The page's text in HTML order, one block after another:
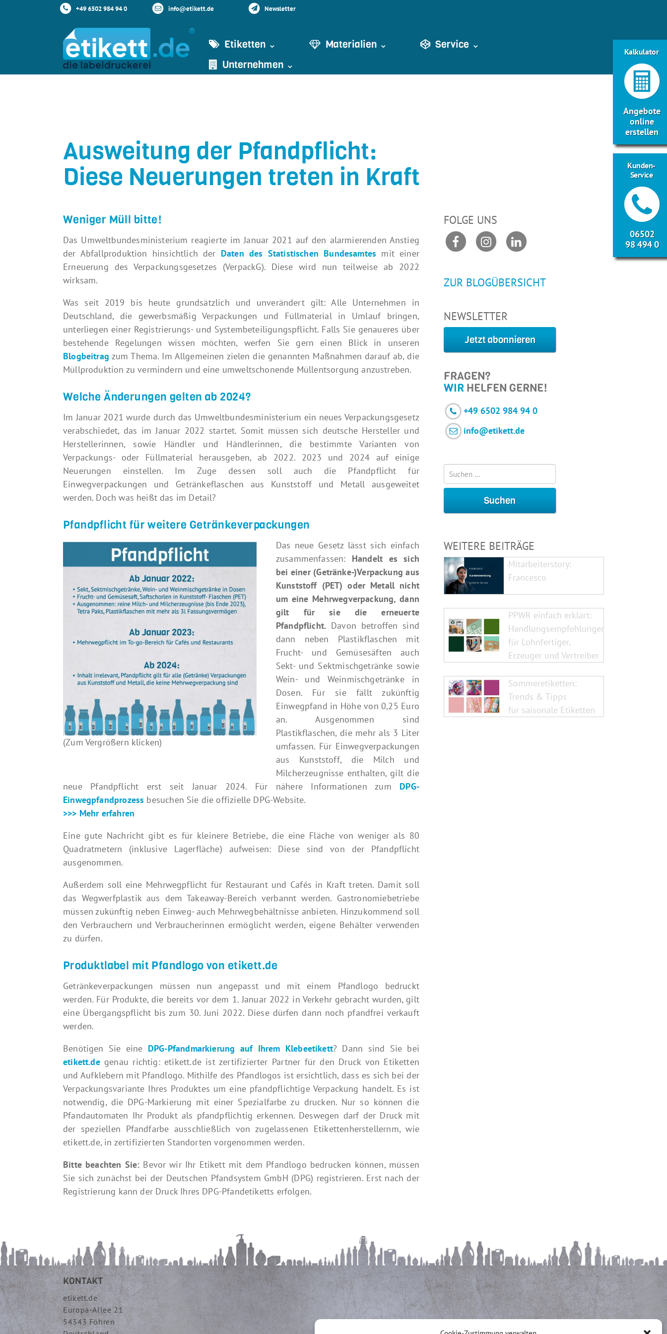
Kalkulator
Angebote
online
erstellen
Kunden-
Service
06502
98 494 0
+49 6502 984 94 0 info@etikett.de Newsletter
Etiketten ⌄ Materialien ⌄
Service ⌄
Unternehmen ⌄
Ausweitung der Pfandpflicht:
Diese Neuerungen treten in Kraft
Weniger Müll bitte!
Das Umweltbundesministerium reagierte im Januar 2021 auf den alarmierenden Anstieg
der Abfallproduktion hinsichtlich der Daten des Statistischen Bundesamtes mit einer
Erneuerung des Verpackungsgesetzes (VerpackG). Diese wird nun teilweise ab 2022
wirksam.
Was seit 2019 bis heute grundsätzlich und unverändert gilt: Alle Unternehmen in
Deutschland, die gewerbsmäßig Verpackungen und Füllmaterial in Umlauf bringen,
unterliegen einer Registrierungs- und Systembeteiligungspflicht. Falls Sie genaueres über
bestehende Regelungen wissen möchten, werfen Sie gern einen Blick in unseren
Blogbeitrag zum Thema. Im Allgemeinen zielen die genannten Maßnahmen darauf ab, die
Müllproduktion zu vermindern und eine umweltschonende Müllentsorgung anzustreben.
Welche Änderungen gelten ab 2024?
Im Januar 2021 wurde durch das Umweltbundesministerium ein neues Verpackungsgesetz
verabschiedet, das im Januar 2022 startet. Somit müssen sich deutsche Hersteller und
Herstellerinnen, sowie Händler und Händlerinnen, die bestimmte Varianten von
Verpackungs- oder Füllmaterial herausgeben, ab 2022. 2023 und 2024 auf einige
Neuerungen einstellen. Im Zuge dessen soll auch die Pfandpflicht für
Einwegverpackungen und Getränkeflaschen aus Kunststoff und Metall ausgeweitet
werden. Doch was heißt das im Detail?
Pfandpflicht für weitere Getränkeverpackungen
(Zum Vergrößern klicken)
Das neue Gesetz lässt sich einfach
zusammenfassen: Handelt es sich
bei einer (Getränke-)Verpackung aus
Kunststoff (PET) oder Metall nicht
um eine Mehrwegverpackung, dann
gilt für sie die erneuerte
Pfandpflicht. Davon betroffen sind
dann neben Plastikflaschen mit
Frucht- und Gemüsesäften auch
Sekt- und Sektmischgetränke sowie
Wein- und Weinmischgetränke in
Dosen. Für sie fällt zukünftig
Einwegpfand in Höhe von 0,25 Euro
an. Ausgenommen sind
Plastikflaschen, die mehr als 3 Liter
umfassen. Für Einwegverpackungen
aus Kunststoff, die Milch und
Milcherzeugnisse enthalten, gilt die
neue Pfandpflicht erst seit Januar 2024. Für nähere Informationen zum DPG-
Einwegpfandprozess besuchen Sie die offizielle DPG-Website.
>>> Mehr erfahren
Eine gute Nachricht gibt es für kleinere Betriebe, die eine Fläche von weniger als 80
Quadratmetern (inklusive Lagerfläche) aufweisen: Diese sind von der Pfandpflicht
ausgenommen.
Außerdem soll eine Mehrwegpflicht für Restaurant und Cafés in Kraft treten. Damit soll
das Wegwerfplastik aus dem Takeaway-Bereich verbannt werden. Gastronomiebetriebe
müssen zukünftig neben Einweg- auch Mehrwegbehältnisse anbieten. Hinzukommend soll
den Verbrauchern und Verbraucherinnen ermöglicht werden, eigene Behälter verwenden
zu dürfen.
Produktlabel mit Pfandlogo von etikett.de
Getränkeverpackungen müssen nun angepasst und mit einem Pfandlogo bedruckt
werden. Für Produkte, die bereits vor dem 1. Januar 2022 in Verkehr gebracht wurden, gilt
eine Übergangspflicht bis zum 30. Juni 2022. Diese dürfen dann noch pfandfrei verkauft
werden.
Benötigen Sie eine DPG-Pfandmarkierung auf Ihrem Klebeetikett? Dann sind Sie bei
etikett.degenau richtig: etikett.de ist zertifizierter Partner für den Druck von Etiketten
und Aufklebern mit Pfandlogo. Mithilfe des Pfandlogos ist ersichtlich, dass es sich bei der
Verpackungsvariante Ihres Produktes um eine pfandpflichtige Verpackung handelt. Es ist
notwendig, die DPG-Markierung mit einer Spezialfarbe zu drucken. Nur so können die
Pfandautomaten Ihr Produkt als pfandpflichtig erkennen. Deswegen darf der Druck mit
der speziellen Pfandfarbe ausschließlich von zugelassenen Etikettenherstellernm, wie
etikett.de, in zertifizierten Standorten vorgenommen werden.
Bitte beachten Sie: Bevor wir Ihr Etikett mit dem Pfandlogo bedrucken können, müssen
Sie sich zunächst bei der Deutschen Pfandsystem GmbH (DPG) registrieren. Erst nach der
Registrierung kann der Druck Ihres DPG-Pfandetiketts erfolgen.
FOLGE UNS
ZUR BLOGÜBERSICHT
NEWSLETTER
Jetzt abonnieren
FRAGEN?
WIR HELFEN GERNE!
+49 6502 984 94 0
info@etikett.de
WEITERE BEITRÄGE
Mitarbeiterstory:
Francesco
PPWR einfach erklärt:
Handlungsempfehlungen
für Lohnfertiger,
Erzeuger und Vertreiber
Sommeretiketten:
Trends & Tipps
für saisonale Etiketten
KONTAKT
etikett.de
Europa-Allee 21
54343 Föhren